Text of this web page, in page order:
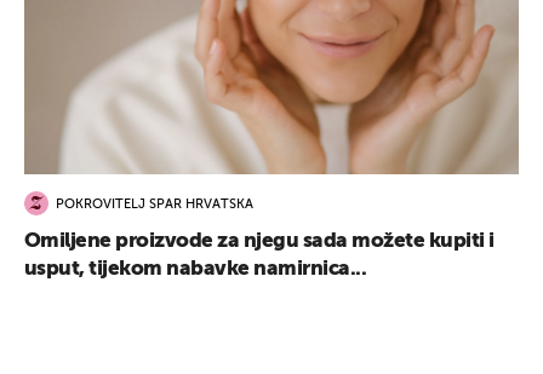
POKROVITELJ SPAR HRVATSKA
Omiljene proizvode za njegu sada možete kupiti i
usput, tijekom nabavke namirnica...